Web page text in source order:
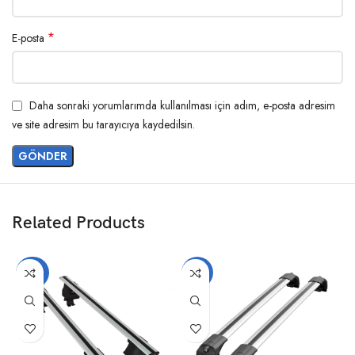
E-posta *
Daha sonraki yorumlarımda kullanılması için adım, e-posta adresim
ve site adresim bu tarayıcıya kaydedilsin.
Related Products
-20% -14%